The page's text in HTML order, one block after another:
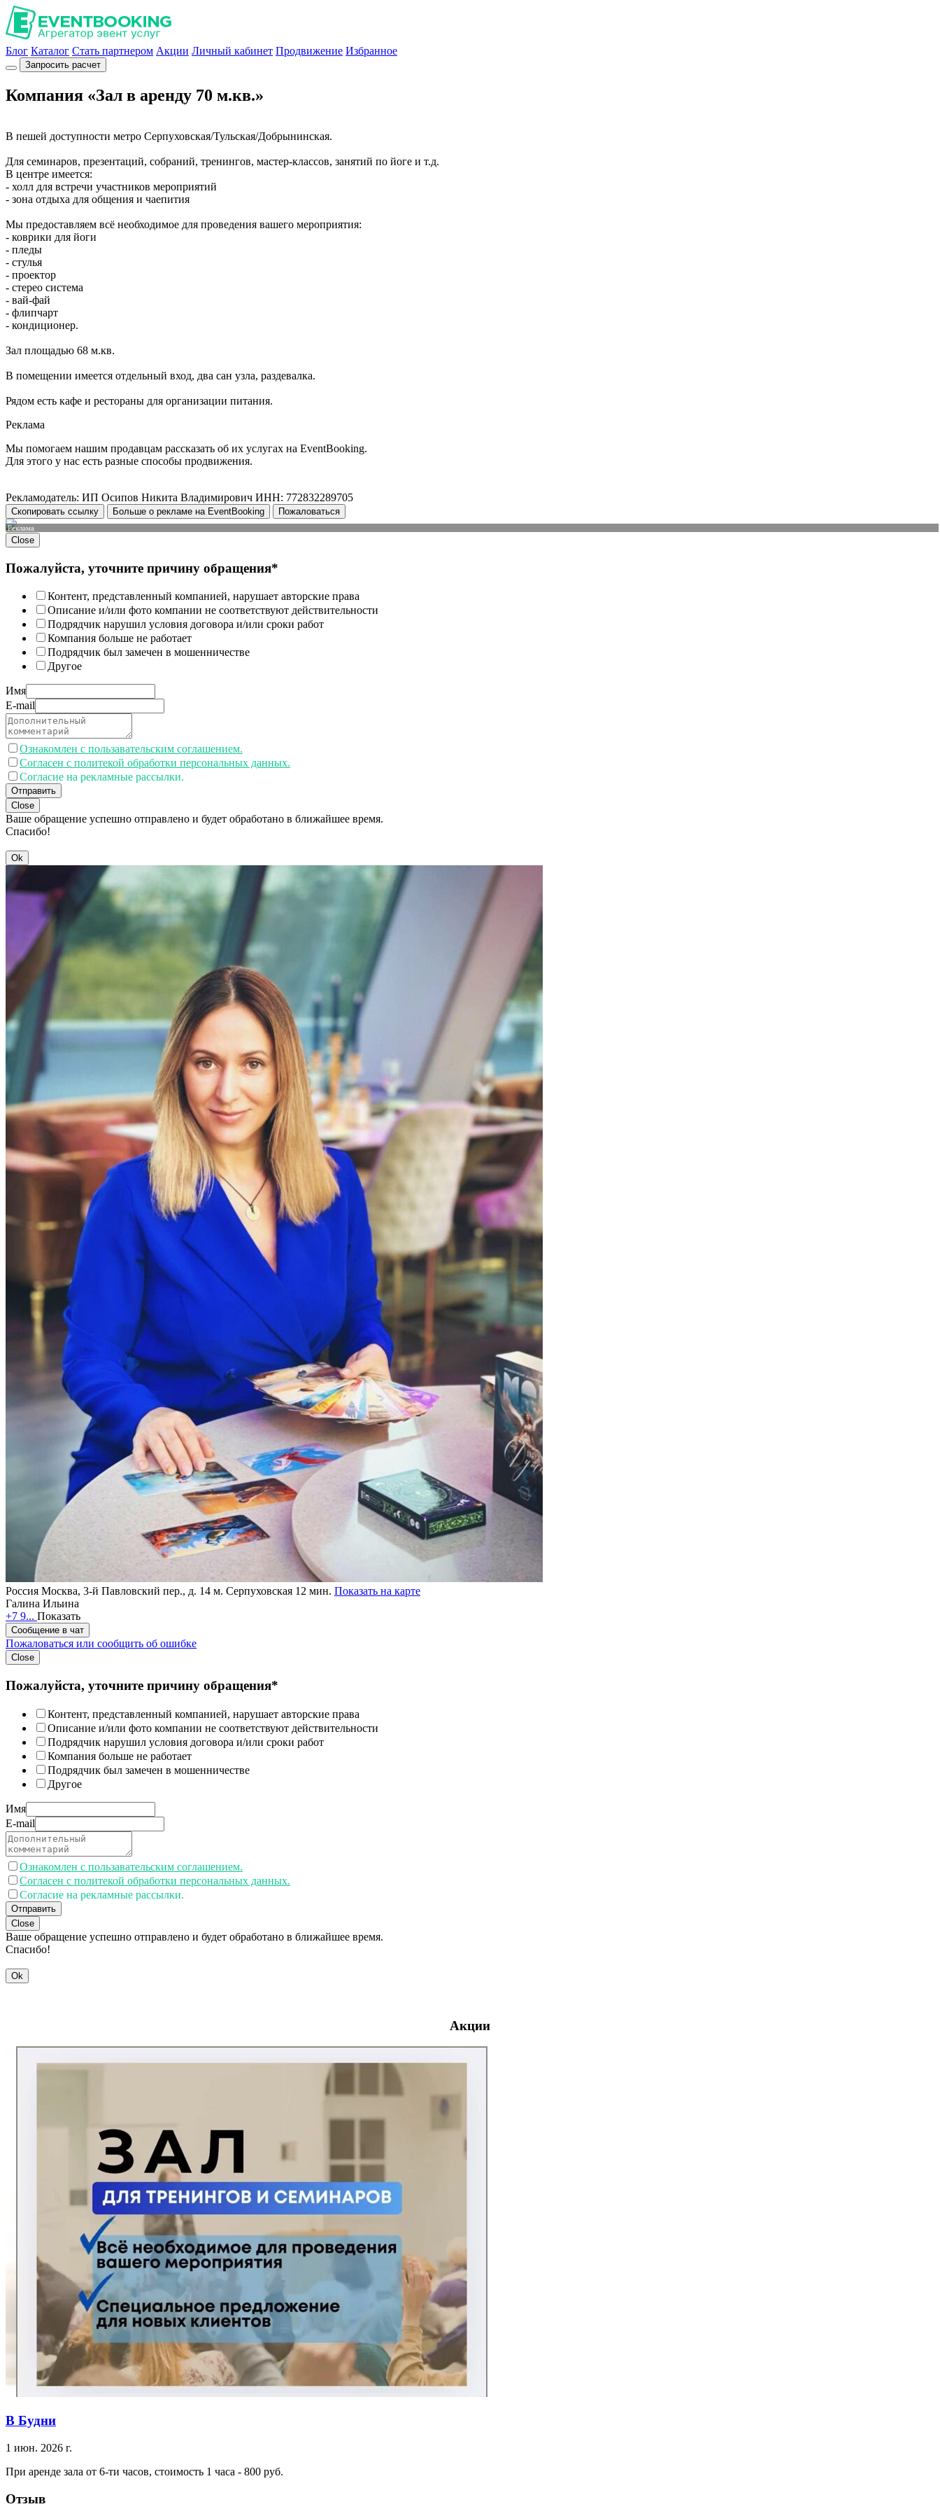
Блог Каталог Стать партнером Акции Личный кабинет Продвижение Избранное
Запросить расчет
Компания «Зал в аренду 70 м.кв.»
В пешей доступности метро Серпуховская/Тульская/Добрынинская.
Для семинаров, презентаций, собраний, тренингов, мастер-классов, занятий по йоге и т.д.
В центре имеется:
- холл для встречи участников мероприятий
- зона отдыха для общения и чаепития
Мы предоставляем всё необходимое для проведения вашего мероприятия:
- коврики для йоги
- пледы
- стулья
- проектор
- стерео система
- вай-фай
- флипчарт
- кондиционер.
Зал площадью 68 м.кв.
В помещении имеется отдельный вход, два сан узла, раздевалка.
Рядом есть кафе и рестораны для организации питания.
Реклама
Мы помогаем нашим продавцам рассказать об их услугах на EventBooking.
Для этого у нас есть разные способы продвижения.
Рекламодатель: ИП Осипов Никита Владимирович ИНН: 772832289705
Скопировать ссылку Больше о рекламе на EventBooking Пожаловаться
Реклама
Close
Пожалуйста, уточните причину обращения*
Контент, представленный компанией, нарушает авторские права
Описание и/или фото компании не соответствуют действительности
Подрядчик нарушил условия договора и/или сроки работ
Компания больше не работает
Подрядчик был замечен в мошенничестве
Другое
Имя
E-mail
Ознакомлен с пользавательским соглашением.
Согласен с политекой обработки персональных данных.
Согласие на рекламные рассылки.
Отправить
Close
Ваше обращение успешно отправлено и будет обработано в ближайшее время.
Спасибо!
Ok
Россия Москва, 3-й Павловский пер., д. 14 м. Серпуховская 12 мин. Показать на карте
Галина Ильина
+7 9... Показать
Сообщение в чат
Пожаловаться или сообщить об ошибке
Close
Пожалуйста, уточните причину обращения*
Контент, представленный компанией, нарушает авторские права
Описание и/или фото компании не соответствуют действительности
Подрядчик нарушил условия договора и/или сроки работ
Компания больше не работает
Подрядчик был замечен в мошенничестве
Другое
Имя
E-mail
Ознакомлен с пользавательским соглашением.
Согласен с политекой обработки персональных данных.
Согласие на рекламные рассылки.
Отправить
Close
Ваше обращение успешно отправлено и будет обработано в ближайшее время.
Спасибо!
Ok
Акции
В Будни
1 июн. 2026 г.
При аренде зала от 6-ти часов, стоимость 1 часа - 800 руб.
Отзыв